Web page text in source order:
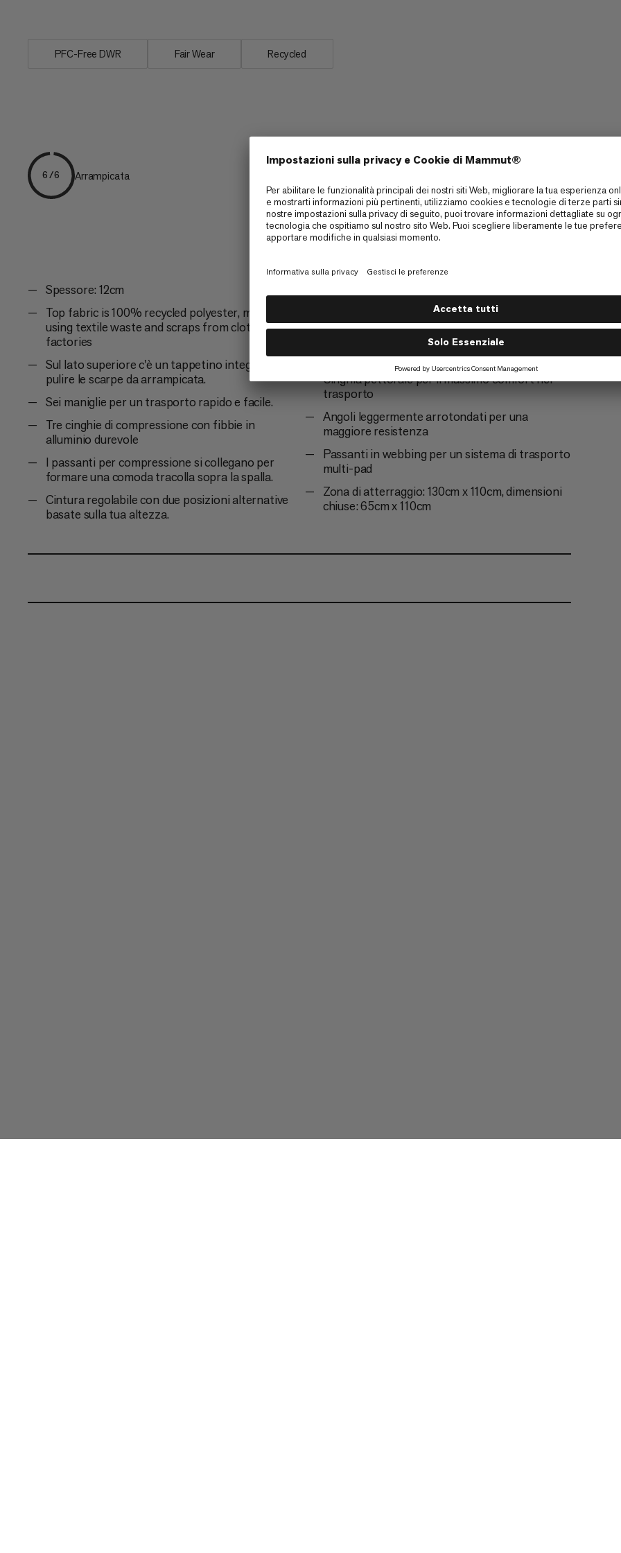
PFC-Free DWR Fair Wear Recycled
6/6 Arrampicata
Spessore: 12cm
Top fabric is 100% recycled polyester, made
using textile waste and scraps from clothing
factories
Sul lato superiore c'è un tappetino integrato per
pulire le scarpe da arrampicata.
Sei maniglie per un trasporto rapido e facile.
Tre cinghie di compressione con fibbie in
alluminio durevole
I passanti per compressione si collegano per
formare una comoda tracolla sopra la spalla.
Cintura regolabile con due posizioni alternative
basate sulla tua altezza.
e spallacci sagomati e imbottiti.
I passanti del carico sulla parte superiore delle
spalle migliorano il comfort e la stabilità
impedendo al pad di oscillare.
Cinghia pettorale per il massimo comfort nel
trasporto
Angoli leggermente arrotondati per una
maggiore resistenza
Passanti in webbing per un sistema di trasporto
multi-pad
Zona di atterraggio: 130cm x 110cm, dimensioni
chiuse: 65cm x 110cm